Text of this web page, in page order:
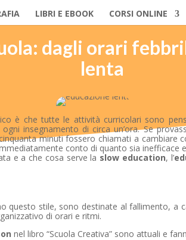
LIBRI E EBOOK CORSI ONLINE
dagli orari
lenta
è che tutte le attività curricolari sono
insegnamento di circa un’ora. Se
minuti fossero chiamati a cambiare
conto di quanto sia inefficace
e a che cosa serve la slow education, l’
questo stile, sono destinate al fallimento, a
di orari e ritmi.
nel libro “Scuola Creativa” sono attuali e